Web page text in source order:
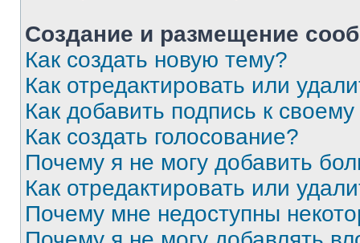
Создание и размещение
Как создать новую тему?
Как отредактировать или
Как добавить подпись к
Как создать голосование?
Почему я не могу добавить
Как отредактировать или
Почему мне недоступны